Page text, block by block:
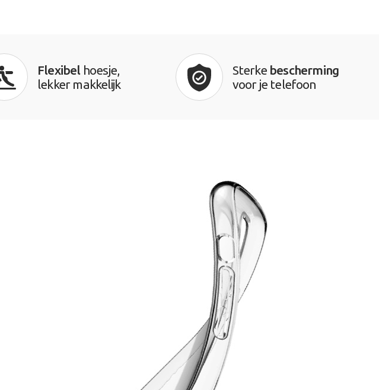
Flexibelhoesje,
lekker makkelijk
Sterke bescherming
voor je telefoon